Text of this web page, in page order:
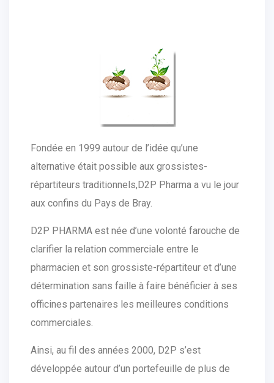
Fondée en 1999 autour de l’idée qu’une
alternative était possible aux grossistes-
répartiteurs traditionnels,D2P Pharma a vu le jour
aux confins du Pays de Bray.
D2P PHARMA est née d’une volonté farouche de
clarifier la relation commerciale entre le
pharmacien et son grossiste-répartiteur et d’une
détermination sans faille à faire bénéficier à ses
officines partenaires les meilleures conditions
commerciales.
Ainsi, au fil des années 2000, D2P s’est
développée autour d’un portefeuille de plus de